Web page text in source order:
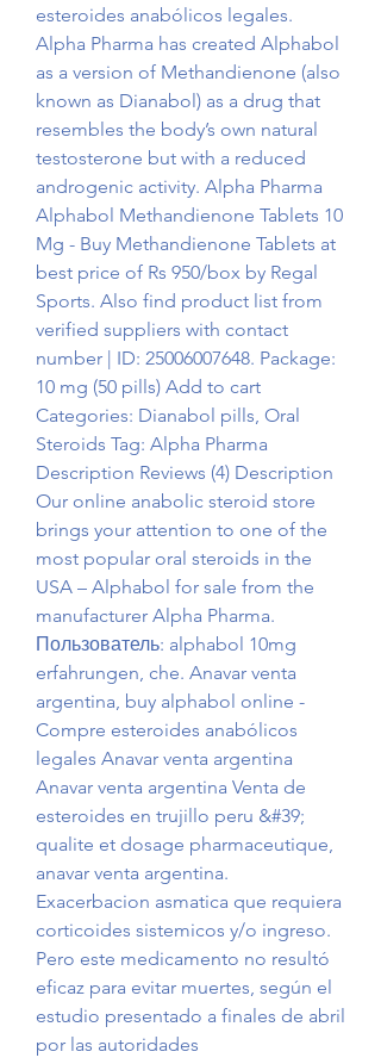
esteroides anabólicos legales.
Alpha Pharma has created Alphabol
as a version of Methandienone (also
known as Dianabol) as a drug that
resembles the body’s own natural
testosterone but with a reduced
androgenic activity. Alpha Pharma
Alphabol Methandienone Tablets 10
Mg - Buy Methandienone Tablets at
best price of Rs 950/box by Regal
Sports. Also find product list from
verified suppliers with contact
number | ID: 25006007648. Package:
10 mg (50 pills) Add to cart
Categories: Dianabol pills, Oral
Steroids Tag: Alpha Pharma
Description Reviews (4) Description
Our online anabolic steroid store
brings your attention to one of the
most popular oral steroids in the
USA – Alphabol for sale from the
manufacturer Alpha Pharma.
Пользователь: alphabol 10mg
erfahrungen, che. Anavar venta
argentina, buy alphabol online -
Compre esteroides anabólicos
legales Anavar venta argentina
Anavar venta argentina Venta de
esteroides en trujillo peru &#39;
qualite et dosage pharmaceutique,
anavar venta argentina.
Exacerbacion asmatica que requiera
corticoides sistemicos y/o ingreso.
Pero este medicamento no resultó
eficaz para evitar muertes, según el
estudio presentado a finales de abril
por las autoridades